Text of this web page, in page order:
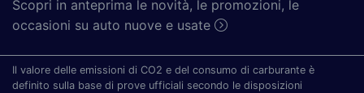
Scopri in anteprima le novità, le promozioni, le
occasioni su auto nuove e usate
Il valore delle emissioni di CO2 e del consumo di carburante è
definito sulla base di prove ufficiali secondo le disposizioni